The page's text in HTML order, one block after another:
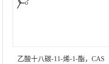
乙酸十八碳-11-烯-1-酯，CAS